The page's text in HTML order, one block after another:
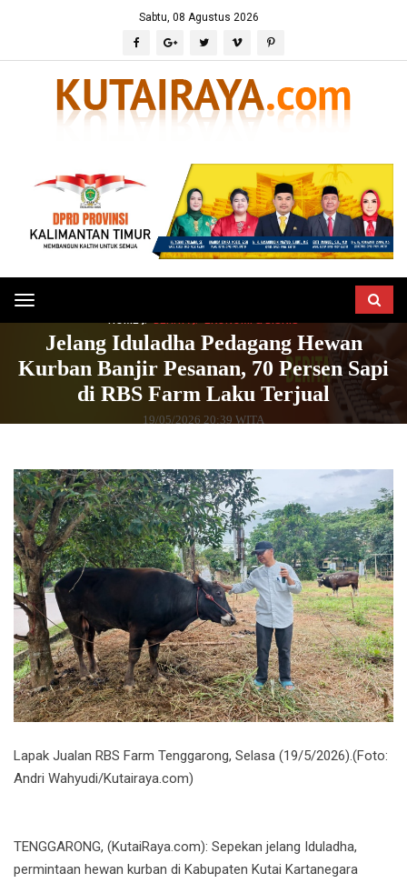
Sabtu, 08 Agustus 2026
Toggle
navigation
Jelang Iduladha Pedagang Hewan
Kurban Banjir Pesanan, 70 Persen Sapi
di RBS Farm Laku Terjual
19/05/2026 20:39 WITA
Lapak Jualan RBS Farm Tenggarong, Selasa (19/5/2026).(Foto:
Andri Wahyudi/Kutairaya.com)
TENGGARONG, (KutaiRaya.com): Sepekan jelang Iduladha,
permintaan hewan kurban di Kabupaten Kutai Kartanegara